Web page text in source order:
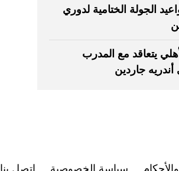
الجولة الختامية لدوري
يتعاقد مع المدرب
أندريه جاردين